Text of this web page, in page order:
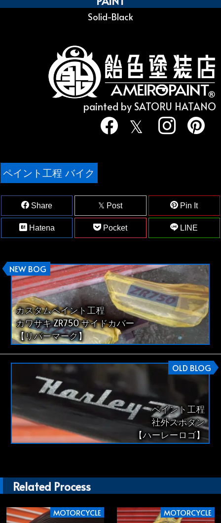
Solid-Black
painted by SATORU HATANO
ペイント工程 バイク
Share Post Pin It
Hatena Pocket LINE
NEW BOG
カスタムペイント工程
カワサキ ZR750 サイドカバー
【リバーマーク】
OLD BLOG
ペイント工程
社外スポタン
【ハーレーロゴ】
Related Process
MOTORCYCLE MOTORCYCLE